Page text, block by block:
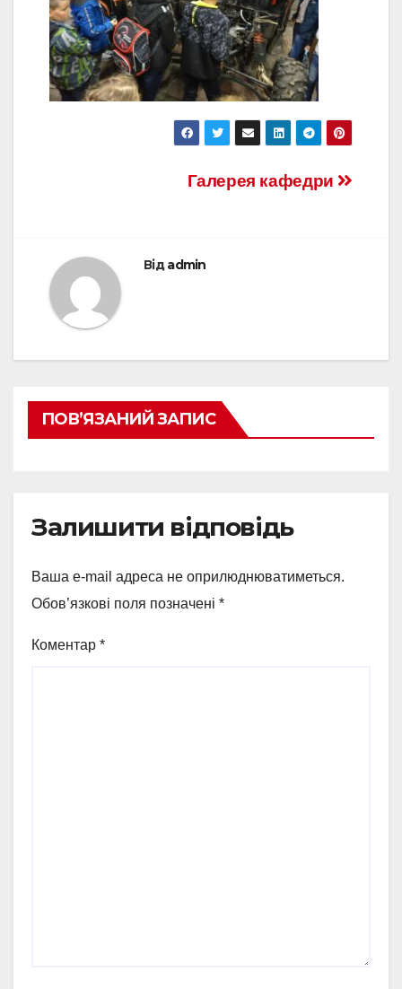
Галерея кафедри
Відadmin
ПОВ’ЯЗАНИЙ ЗАПИС
Залишити відповідь
Ваша e-mail адреса не оприлюднюватиметься.
Обов’язкові поля позначені *
Коментар *